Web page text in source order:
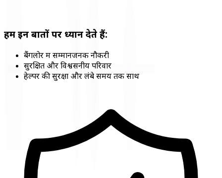
हम इन बातों पर ध्यान देते हैं:
बैंगलोर में सम्मानजनक नौकरी
सुरक्षित और विश्वसनीय परिवार
हेल्पर की सुरक्षा और लंबे समय तक साथ